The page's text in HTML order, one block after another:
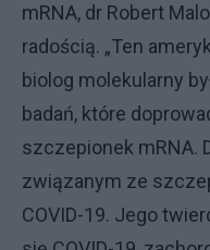
mRNA, dr Robert
radością. „Ten
biolog molekularny
badań, które
szczepionek mRNA.
związanym ze
COVID-19. Jego